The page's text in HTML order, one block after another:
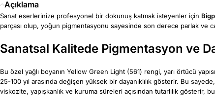
Açıklama
Sanat eserlerinize profesyonel bir dokunuş katmak isteyenler için
parçası olup, yoğun pigmentasyonu sayesinde son derece parlak ve
Sanatsal Kalitede Pigmentasyon ve
Bu özel yağlı boyanın Yellow Green Light (561) rengi, yarı örtücü
25-100 yıl arasında değişen yüksek bir dayanıklılık gösterir. Bu sayede,
viskozite, yapışkanlık ve kuruma süreleri açısından tutarlılık gösterir,